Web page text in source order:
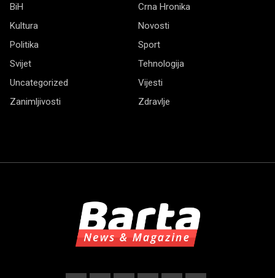
BiH
Crna Hronika
Kultura
Novosti
Politika
Sport
Svijet
Tehnologija
Uncategorized
Vijesti
Zanimljivosti
Zdravlje